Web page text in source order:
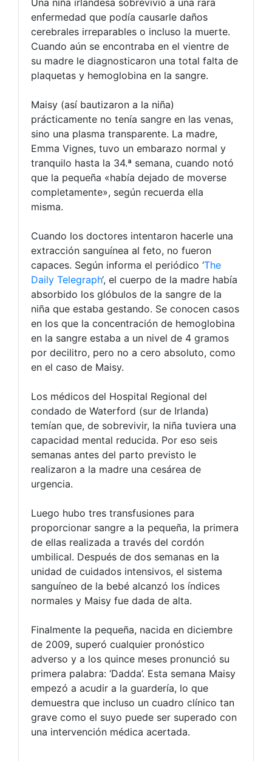
Una niña irlandesa sobrevivió a una rara
enfermedad que podía causarle daños
cerebrales irreparables o incluso la muerte.
Cuando aún se encontraba en el vientre de
su madre le diagnosticaron una total falta de
plaquetas y hemoglobina en la sangre.
Maisy (así bautizaron a la niña)
prácticamente no tenía sangre en las venas,
sino una plasma transparente. La madre,
Emma Vignes, tuvo un embarazo normal y
tranquilo hasta la 34.ª semana, cuando notó
que la pequeña «había dejado de moverse
completamente», según recuerda ella
misma.
Cuando los doctores intentaron hacerle una
extracción sanguínea al feto, no fueron
capaces. Según informa el periódico ‘The
Daily Telegraph‘, el cuerpo de la madre había
absorbido los glóbulos de la sangre de la
niña que estaba gestando. Se conocen casos
en los que la concentración de hemoglobina
en la sangre estaba a un nivel de 4 gramos
por decilitro, pero no a cero absoluto, como
en el caso de Maisy.
Los médicos del Hospital Regional del
condado de Waterford (sur de Irlanda)
temían que, de sobrevivir, la niña tuviera una
capacidad mental reducida. Por eso seis
semanas antes del parto previsto le
realizaron a la madre una cesárea de
urgencia.
Luego hubo tres transfusiones para
proporcionar sangre a la pequeña, la primera
de ellas realizada a través del cordón
umbilical. Después de dos semanas en la
unidad de cuidados intensivos, el sistema
sanguíneo de la bebé alcanzó los índices
normales y Maisy fue dada de alta.
Finalmente la pequeña, nacida en diciembre
de 2009, superó cualquier pronóstico
adverso y a los quince meses pronunció su
primera palabra: ‘Dadda’. Esta semana Maisy
empezó a acudir a la guardería, lo que
demuestra que incluso un cuadro clínico tan
grave como el suyo puede ser superado con
una intervención médica acertada.